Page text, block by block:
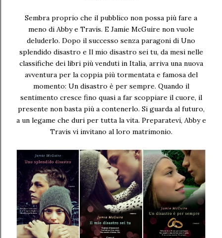
Sembra proprio che il pubblico non possa più fare a
meno di Abby e Travis. E Jamie McGuire non vuole
deluderlo. Dopo il successo senza paragoni di Uno
splendido disastro e Il mio disastro sei tu, da mesi nelle
classifiche dei libri più venduti in Italia, arriva una nuova
avventura per la coppia più tormentata e famosa del
momento: Un disastro è per sempre. Quando il
sentimento cresce fino quasi a far scoppiare il cuore, il
presente non basta più a contenerlo. Si guarda al futuro,
a un legame che duri per tutta la vita. Preparatevi, Abby e
Travis vi invitano al loro matrimonio.